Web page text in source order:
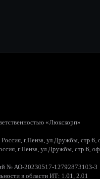
«Люкскорп»
г.Пенза, ул.Дружбы, стр.6,
г.Пенза, ул.Дружбы, стр.6,
№ АО-20230517-12792873103-3
в области ИТ: 1.01, 2.01